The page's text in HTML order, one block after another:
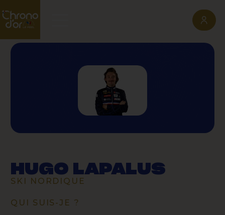
HUGO LAPALUS
SKI NORDIQUE
QUI SUIS-JE ?